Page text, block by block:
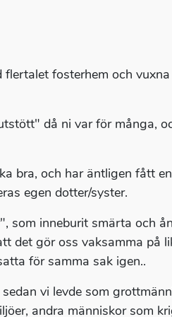
fosterhem och
då ni var för många,
bra, och har äntligen fått en
egen dotter/syster.
som inneburit smärta och
det gör oss vaksamma på
för samma sak igen..
vi levde som
andra människor som